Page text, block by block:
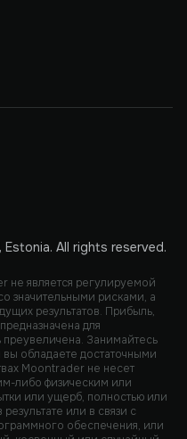
All rights reserved.
не является регулируемой
значительными рисками, а
результатов. Прибыль,
для
Занимайтесь
обладаете достаточными
Moontrader не несет
либо физическим или
или ущерб, полностью или
или в связи с
обеспечения, или